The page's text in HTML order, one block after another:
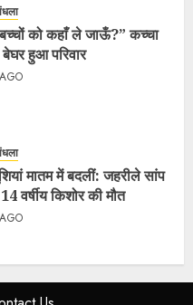
को कहाँ ले जाऊँ?” कच्चा
हुआ परिवार
मातम में बदलीं: जहरीले सांप
वर्षीय किशोर की मौत